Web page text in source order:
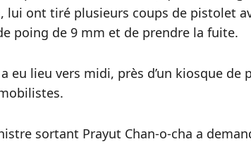
lui ont tiré plusieurs coups de pistolet
poing de 9 mm et de prendre la fuite.
eu lieu vers midi, près d’un kiosque de
sortant Prayut Chan-o-cha a